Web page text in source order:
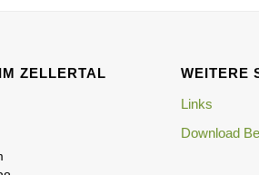
ZELLERTAL
WEITERE
Links
Download